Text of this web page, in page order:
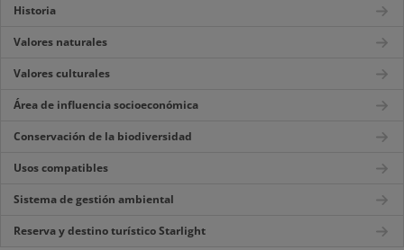
Historia
Valores naturales
Valores culturales
Área de influencia socioeconómica
Conservación de la biodiversidad
Usos compatibles
Sistema de gestión ambiental
Reserva y destino turístico Starlight